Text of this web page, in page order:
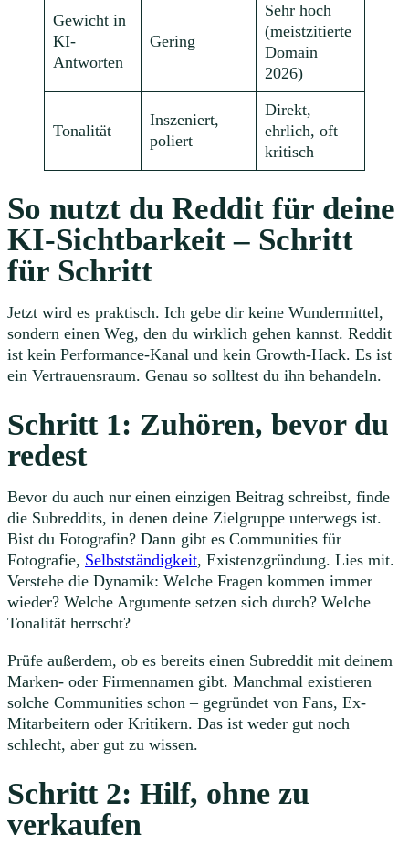
Gewicht in
KI-
Antworten
Gering
Sehr hoch
(meistzitierte
Domain
2026)
Tonalität
Inszeniert,
poliert
Direkt,
ehrlich, oft
kritisch
So nutzt du Reddit für deine
KI-Sichtbarkeit – Schritt
für Schritt
Jetzt wird es praktisch. Ich gebe dir keine Wundermittel,
sondern einen Weg, den du wirklich gehen kannst. Reddit
ist kein Performance-Kanal und kein Growth-Hack. Es ist
ein Vertrauensraum. Genau so solltest du ihn behandeln.
Schritt 1: Zuhören, bevor du
redest
Bevor du auch nur einen einzigen Beitrag schreibst, finde
die Subreddits, in denen deine Zielgruppe unterwegs ist.
Bist du Fotografin? Dann gibt es Communities für
Fotografie, Selbstständigkeit, Existenzgründung. Lies mit.
Verstehe die Dynamik: Welche Fragen kommen immer
wieder? Welche Argumente setzen sich durch? Welche
Tonalität herrscht?
Prüfe außerdem, ob es bereits einen Subreddit mit deinem
Marken- oder Firmennamen gibt. Manchmal existieren
solche Communities schon – gegründet von Fans, Ex-
Mitarbeitern oder Kritikern. Das ist weder gut noch
schlecht, aber gut zu wissen.
Schritt 2: Hilf, ohne zu
verkaufen